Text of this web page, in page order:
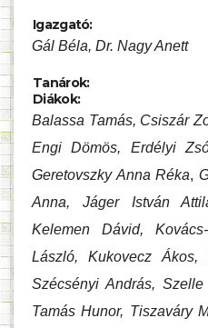
Igazgató:
Gál Béla, Dr. Nagy Anett
Tanárok:
Diákok:
Balassa Tamás, Csiszár
Engi Dömös, Erdélyi
Geretovszky Anna Réka,
Anna, Jáger István
Kelemen Dávid,
László, Kukovecz Ákos,
Szécsényi András,
Tamás Hunor, Tiszaváry